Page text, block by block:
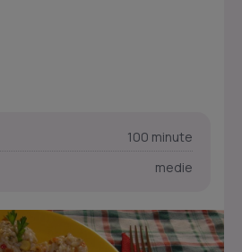
100 minute
medie